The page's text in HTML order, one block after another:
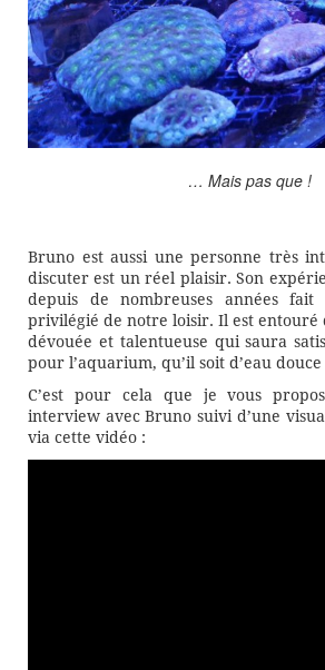
… Mais pas que !
Bruno est aussi une personne très
discuter est un réel plaisir. Son
depuis de nombreuses années
privilégié de notre loisir. Il est entouré
dévouée et talentueuse qui saura
pour l’aquarium, qu’il soit d’eau
C’est pour cela que je vous
interview avec Bruno suivi d’une
via cette vidéo :